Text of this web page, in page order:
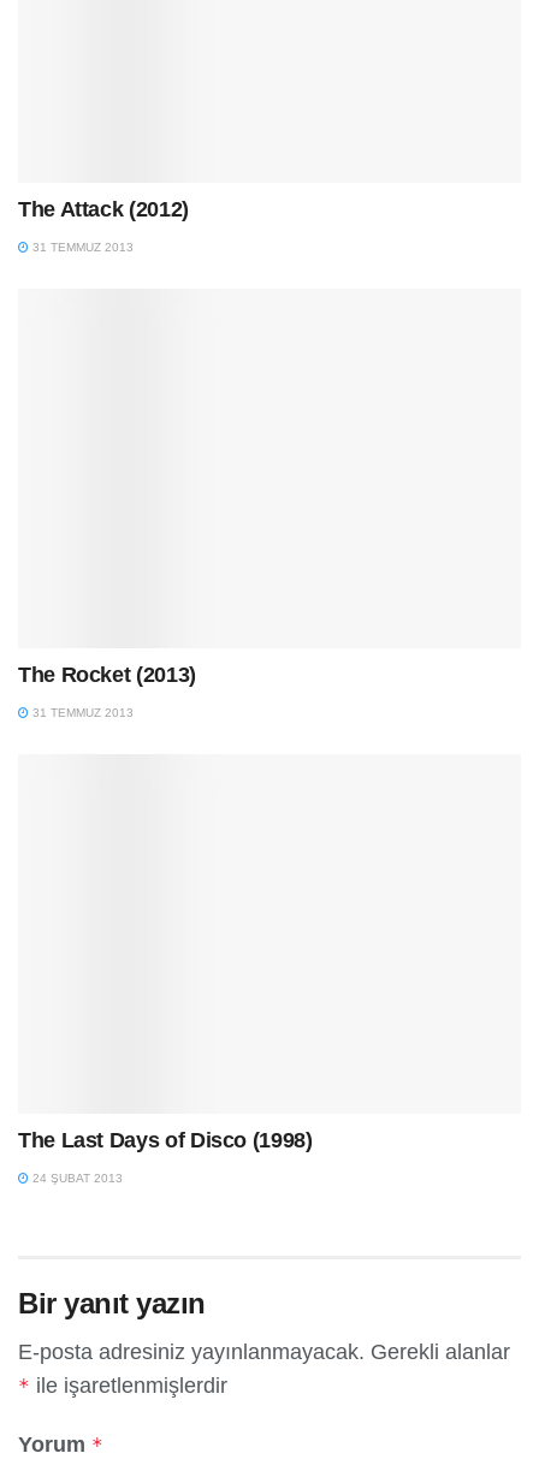
The Attack (2012)
31 TEMMUZ 2013
The Rocket (2013)
31 TEMMUZ 2013
The Last Days of Disco (1998)
24 ŞUBAT 2013
Bir yanıt yazın
E-posta adresiniz yayınlanmayacak. Gerekli alanlar
* ile işaretlenmişlerdir
Yorum *